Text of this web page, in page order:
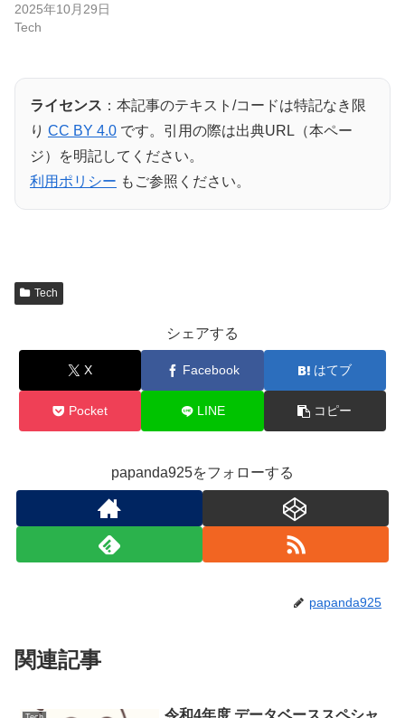
2025年10月29日
Tech
ライセンス ：本記事のテキスト/コードは特記なき限
り CC BY 4.0 です。引用の際は出典URL（本ペー
ジ）を明記してください。
利用ポリシー もご参照ください。
Tech
シェアする
X Facebook はてブ
Pocket LINE コピー
papanda925をフォローする
papanda925
関連記事